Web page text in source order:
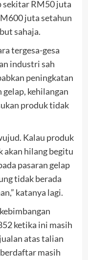
sekitar RM50 juta
juta setahun
sahaja.
tergesa-gesa
industri sah
peningkatan
kehilangan
produk tidak
Kalau produk
akan hilang begitu
pasaran gelap
tidak berada
katanya lagi.
ketika ini masih
atas talian
masih